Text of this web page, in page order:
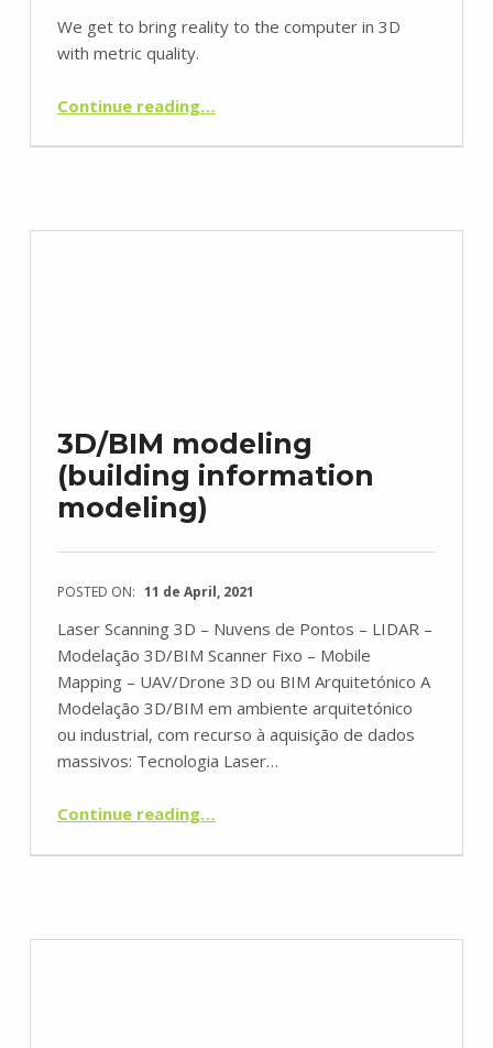
We get to bring reality to the computer in 3D
with metric quality.
Continue reading“Laser Scanning 3D + Levantamento Arquitetónico de Edifícios (históricos ou contemporâneos)”
…
3D/BIM modeling
(building information
modeling)
POSTED ON: 11 de April, 2021
Laser Scanning 3D – Nuvens de Pontos – LIDAR –
Modelação 3D/BIM Scanner Fixo – Mobile
Mapping – UAV/Drone 3D ou BIM Arquitetónico A
Modelação 3D/BIM em ambiente arquitetónico
ou industrial, com recurso à aquisição de dados
massivos: Tecnologia Laser…
Continue reading…